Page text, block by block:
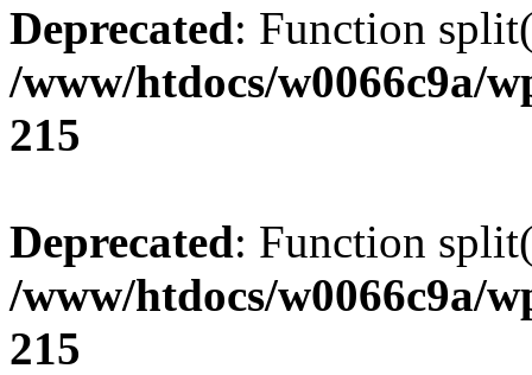
Deprecated: Function
/www/htdocs/w0066c9a/
215
Deprecated: Function
/www/htdocs/w0066c9a/
215